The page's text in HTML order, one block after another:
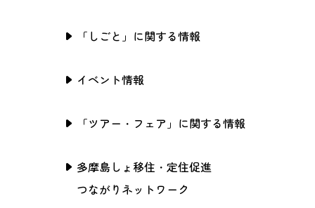
「しごと」に関する情報
イベント情報
「ツアー・フェア」に関する情報
多摩島しょ移住・定住促進
つながりネットワーク